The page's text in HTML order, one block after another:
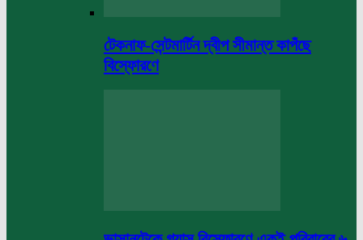
টেকনাফ-সেন্টমার্টিন দ্বীপ সীমান্ত কাপঁছে
বিস্ফোরণে